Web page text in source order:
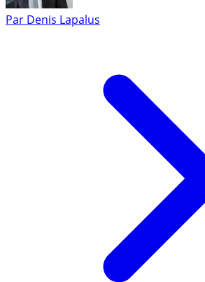
Par Denis Lapalus